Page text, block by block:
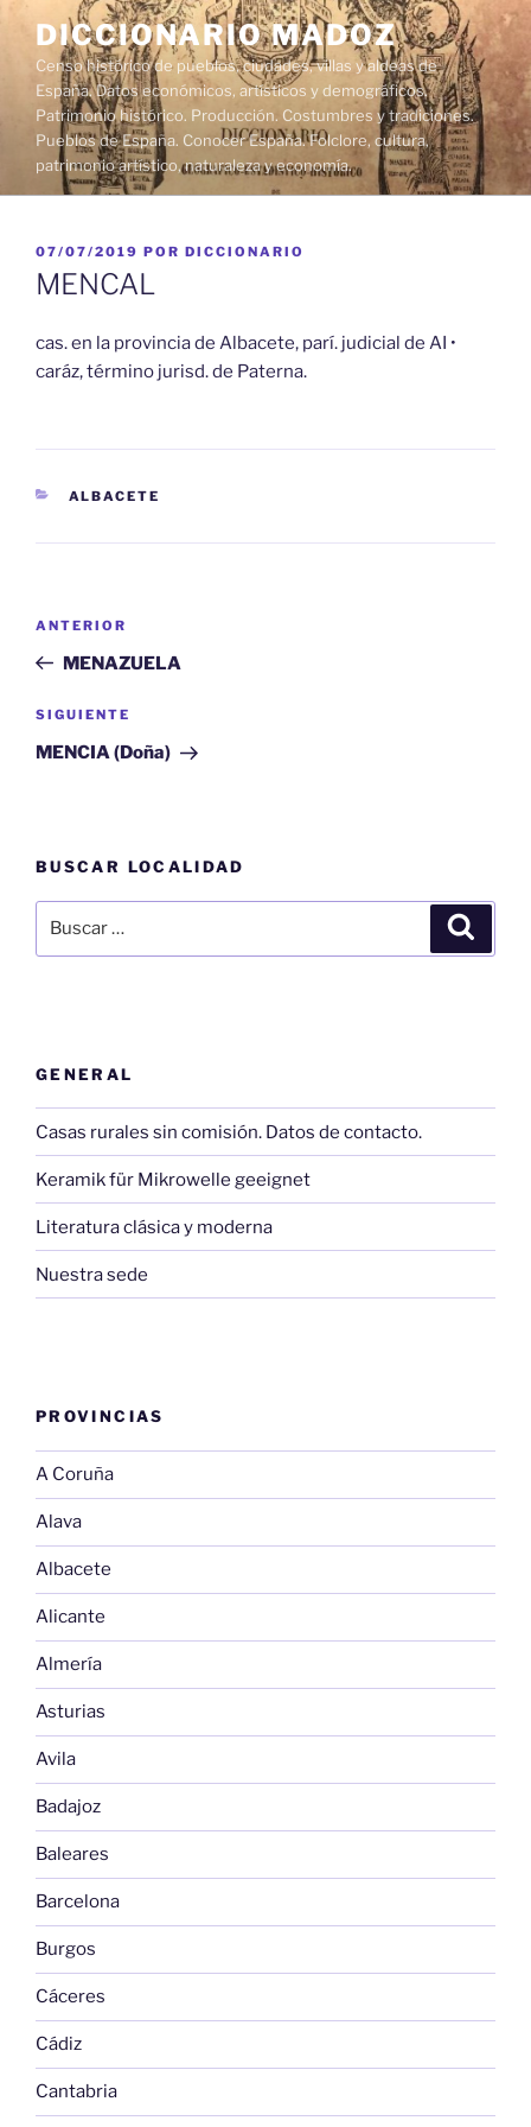
contenido
DICCIONARIO MADOZ
Censo histórico de pueblos, ciudades, villas y aldeas de
España. Datos económicos, artísticos y demográficos.
Patrimonio histórico. Producción. Costumbres y tradiciones.
Pueblos de España. Conocer España. Folclore, cultura,
patrimonio artístico, naturaleza y economía.
PUBLICADO
EL
07/07/2019 POR DICCIONARIO
MENCAL
cas. en la provincia de Albacete, parí. judicial de AI •
caráz, término jurisd. de Paterna.
CATEGORÍAS
ALBACETE
entradas
Entrada
anterior:
ANTERIOR
MENAZUELA
Siguiente
entrada
SIGUIENTE
MENCIA (Doña)
BUSCAR LOCALIDAD
por:
GENERAL
Casas rurales sin comisión. Datos de contacto.
Keramik für Mikrowelle geeignet
Literatura clásica y moderna
Nuestra sede
PROVINCIAS
A Coruña
Alava
Albacete
Alicante
Almería
Asturias
Avila
Badajoz
Baleares
Barcelona
Burgos
Cáceres
Cádiz
Cantabria